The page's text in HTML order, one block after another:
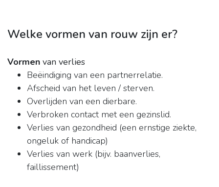
Welke vormen van rouw zijn er?
Vormen van verlies
Beëindiging van een partnerrelatie.
Afscheid van het leven / sterven.
Overlijden van een dierbare.
Verbroken contact met een gezinslid.
Verlies van gezondheid (een ernstige ziekte,
ongeluk of handicap)
Verlies van werk (bijv. baanverlies,
faillissement)